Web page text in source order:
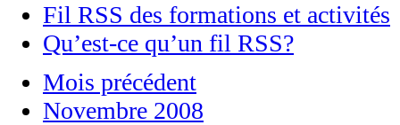
Fil RSS des formations et activités
Qu’est-ce qu’un fil RSS?
Mois précédent
Novembre 2008